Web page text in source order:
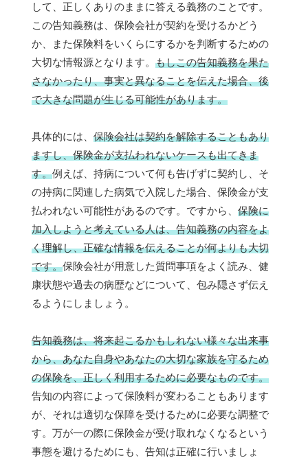
して、正しくありのままに答える義務のことです。
この告知義務は、保険会社が契約を受けるかどう
か、また保険料をいくらにするかを判断するための
大切な情報源となります。 もしこの告知義務を果た
さなかったり、事実と異なることを伝えた場合、後
で大きな問題が生じる可能性があります。
具体的には、 保険会社は契約を解除することもあり
ますし、保険金が支払われないケースも出てきま
す。例えば、持病について何も告げずに契約し、そ
の持病に関連した病気で入院した場合、保険金が支
払われない可能性があるのです。ですから、 保険に
加入しようと考えている人は、告知義務の内容をよ
く理解し、正確な情報を伝えることが何よりも大切
です。保険会社が用意した質問事項をよく読み、健
康状態や過去の病歴などについて、包み隠さず伝え
るようにしましょう。
告知義務は、将来起こるかもしれない様々な出来事
から、あなた自身やあなたの大切な家族を守るため
の保険を、正しく利用するために必要なものです。
告知の内容によって保険料が変わることもあります
が、それは適切な保障を受けるために必要な調整で
す。万が一の際に保険金が受け取れなくなるという
事態を避けるためにも、告知は正確に行いましょ